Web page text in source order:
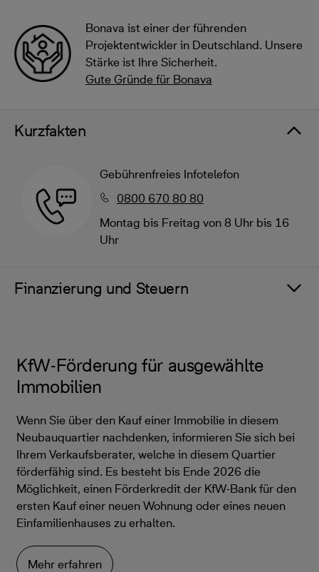
Bonava ist einer der führenden
Projektentwickler in Deutschland. Unsere
Stärke ist Ihre Sicherheit.
Gute Gründe für Bonava
Kurzfakten
Gebührenfreies Infotelefon
0800 670 80 80
Montag bis Freitag von 8 Uhr bis 16
Uhr
Finanzierung und Steuern
KfW-Förderung für ausgewählte
Immobilien
Wenn Sie über den Kauf einer Immobilie in diesem
Neubauquartier nachdenken, informieren Sie sich bei
Ihrem Verkaufsberater, welche in diesem Quartier
förderfähig sind. Es besteht bis Ende 2026 die
Möglichkeit, einen Förderkredit der KfW-Bank für den
ersten Kauf einer neuen Wohnung oder eines neuen
Einfamilienhauses zu erhalten.
Mehr erfahren